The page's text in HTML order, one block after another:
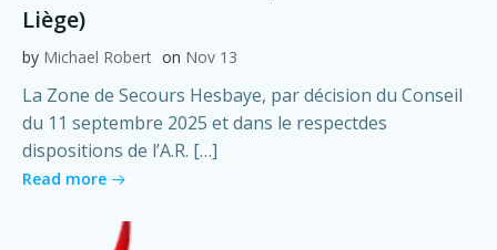
Liège)
by Michael Robert on Nov 13
La Zone de Secours Hesbaye, par décision du Conseil
du 11 septembre 2025 et dans le respectdes
dispositions de l’A.R. […]
Read more